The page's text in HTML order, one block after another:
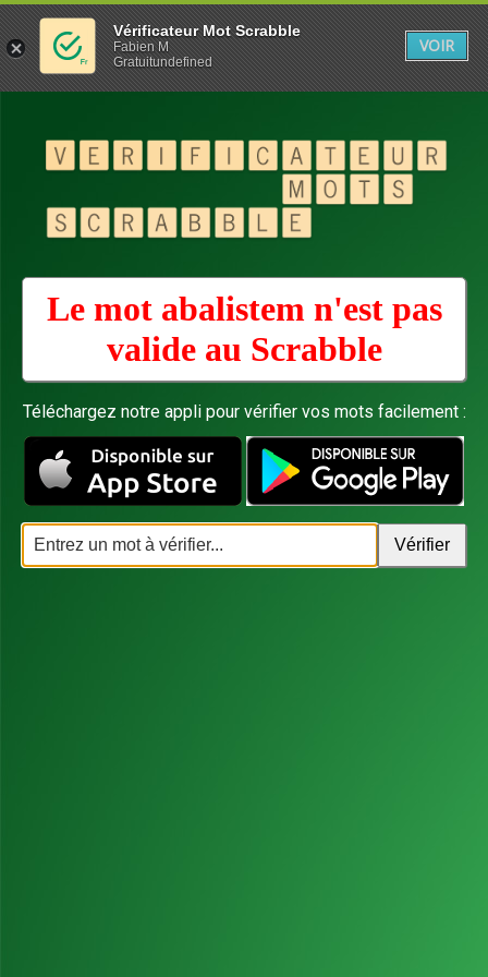
Le mot abalistem n'est pas
valide au Scrabble
Téléchargez notre appli pour vérifier vos mots facilement :
Vérificateur Mot Scrabble
Fabien M
Gratuitundefined
VOIR